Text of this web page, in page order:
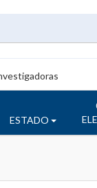
ESTADO